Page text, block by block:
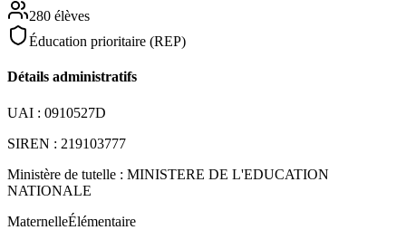
280 élèves
Éducation prioritaire (REP)
Détails administratifs
UAI : 0910527D
SIREN : 219103777
Ministère de tutelle : MINISTERE DE L'EDUCATION
NATIONALE
MaternelleÉlémentaire